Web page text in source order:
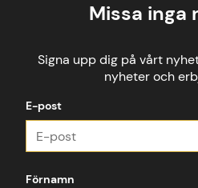
Missa inga
Signa upp dig på vårt
nyheter och
E-post
Förnamn